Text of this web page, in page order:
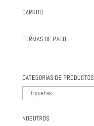
CARRITO
FORMAS DE PAGO
CATEGORIAS DE PRODUCTOS
NOSOTROS